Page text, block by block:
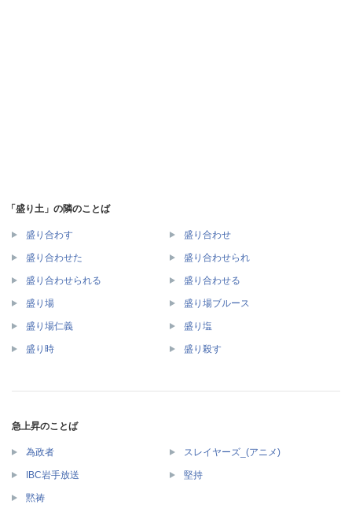
「盛り土」の隣のことば
盛り合わす 盛り合わせ
盛り合わせた 盛り合わせられ
盛り合わせられる 盛り合わせる
盛り場 盛り場ブルース
盛り場仁義 盛り塩
盛り時 盛り殺す
急上昇のことば
為政者 スレイヤーズ_(アニメ)
IBC岩手放送 堅持
黙祷